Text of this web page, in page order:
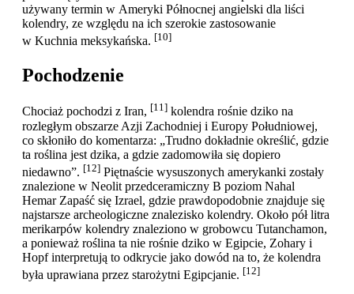
używany termin w Ameryki Północnej angielski dla liści
kolendry, ze względu na ich szerokie zastosowanie
w Kuchnia meksykańska. [10]
Pochodzenie
Chociaż pochodzi z Iran, [11] kolendra rośnie dziko na
rozległym obszarze Azji Zachodniej i Europy Południowej,
co skłoniło do komentarza: „Trudno dokładnie określić, gdzie
ta roślina jest dzika, a gdzie zadomowiła się dopiero
niedawno”. [12] Piętnaście wysuszonych amerykanki zostały
znalezione w Neolit przedceramiczny B poziom Nahal
Hemar Zapaść się Izrael, gdzie prawdopodobnie znajduje się
najstarsze archeologiczne znalezisko kolendry. Około pół litra
merikarpów kolendry znaleziono w grobowcu Tutanchamon,
a ponieważ roślina ta nie rośnie dziko w Egipcie, Zohary i
Hopf interpretują to odkrycie jako dowód na to, że kolendra
była uprawiana przez starożytni Egipcjanie. [12]